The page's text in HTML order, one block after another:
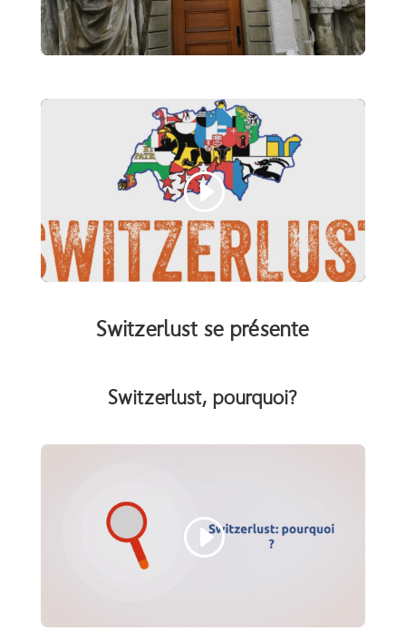
Switzerlust se présente
Switzerlust, pourquoi?